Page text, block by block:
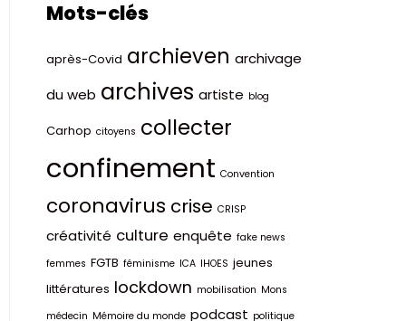
Mots-clés
après-Covid archieven archivage
du web archives artiste blog
Carhop citoyens collecter
confinement Convention
coronavirus crise CRISP
créativité culture enquête fake news
femmes FGTB féminisme ICA IHOES jeunes
littératures lockdown mobilisation Mons
médecin Mémoire du monde podcast politique